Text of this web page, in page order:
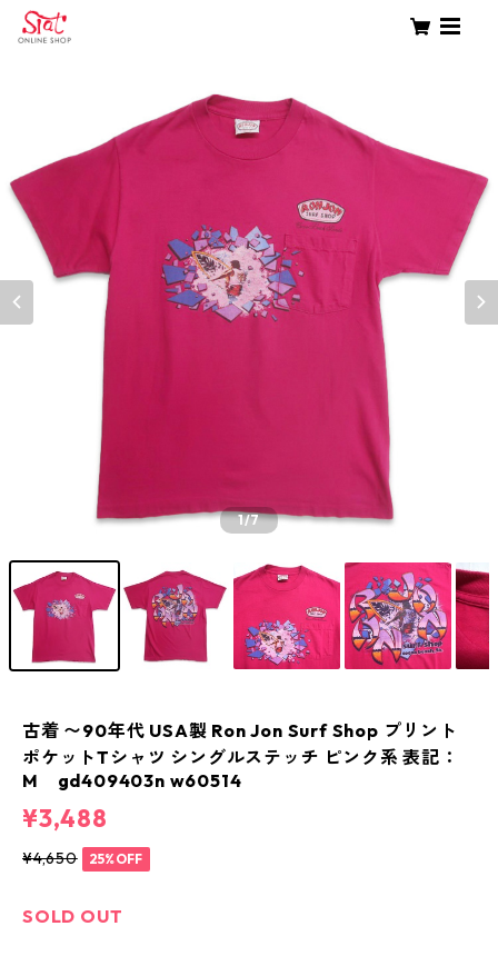
1/7
古着 〜90年代 USA製 Ron Jon Surf Shop プリント
ポケットTシャツ シングルステッチ ピンク系 表記：
M gd409403n w60514
¥3,488
¥4,650 25%OFF
SOLD OUT